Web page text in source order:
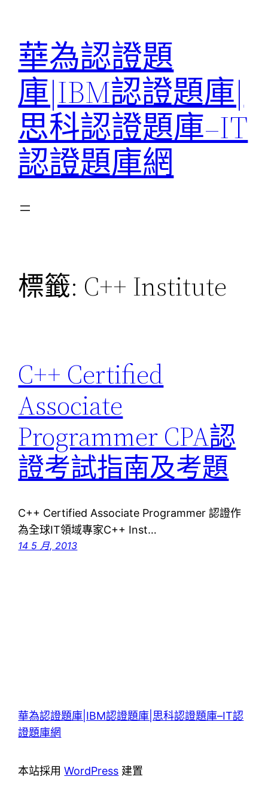
華為認證題
庫|IBM認證題庫|
思科認證題庫–IT
認證題庫網
標籤: C++ Institute
C++ Certified
Associate
Programmer CPA認
證考試指南及考題
C++ Certified Associate Programmer 認證作
為全球IT領域專家C++ Inst…
14 5 月, 2013
華為認證題庫|IBM認證題庫|思科認證題庫–IT認
證題庫網
本站採用WordPress 建置